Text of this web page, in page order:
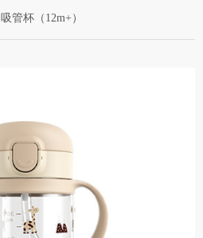
吸管杯（12m+）